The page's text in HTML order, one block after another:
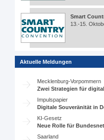
Smart
13.-15.
Aktuelle Meldungen
Mecklenburg-Vorpommern
Zwei Strategien für
Impulspapier
Digitale Souveränität in
KI-Gesetz
Neue Rolle für
Saarland